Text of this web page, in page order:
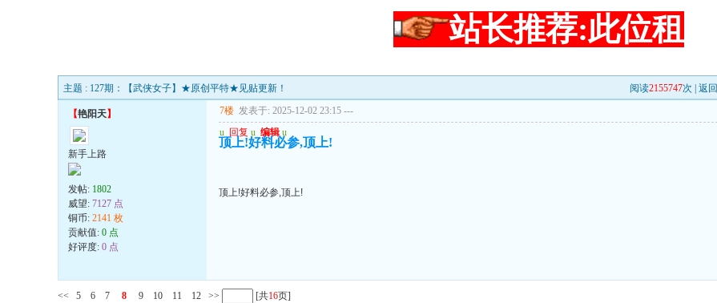
站长推荐:此位租
主题 : 127期：【武侠女子】★原创平特★见贴更新！ 阅读2155747次 | 返
【艳阳天】
新手上路
发帖: 1802
威望: 7127 点
铜币: 2141 枚
贡献值: 0 点
好评度: 0 点
7楼 发表于: 2025-12-02 23:15 ---
u 回复 u 编辑 u
顶上!好料必参,顶上!
顶上!好料必参,顶上!
<< 5 6 7 8 9 10 11 12 >> [共16页]